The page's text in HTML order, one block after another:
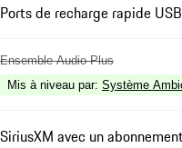
Ports de recharge rapide
Ensemble Audio Plus
Mis à niveau par: Système
SiriusXM avec un